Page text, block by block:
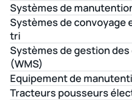
Systèmes de
Systèmes de convoyage
tri
Systèmes de gestion
(WMS)
Equipement de
Tracteurs pousseurs